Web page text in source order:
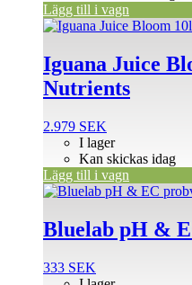
Lägg till i vagn
Iguana Juice
Nutrients
2.979 SEK
I lager
Kan skickas idag
Lägg till i vagn
Bluelab pH &
333 SEK